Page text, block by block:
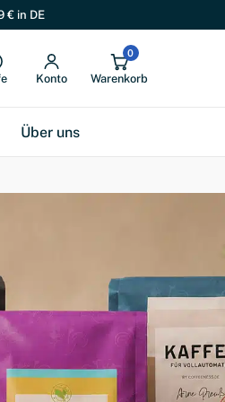
€ in DE
Konto
0
Warenkorb
Über uns